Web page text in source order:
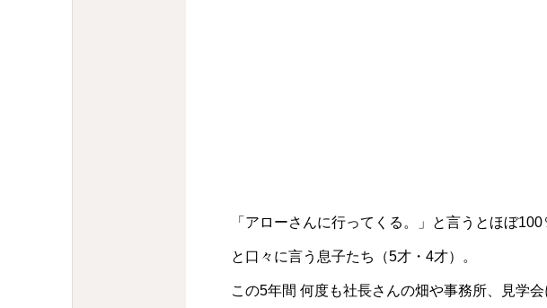
「アローさんに行ってくる。」と言うとほぼ100
と口々に言う息子たち（5才・4才）。
この5年間 何度も社長さんの畑や事務所、見学